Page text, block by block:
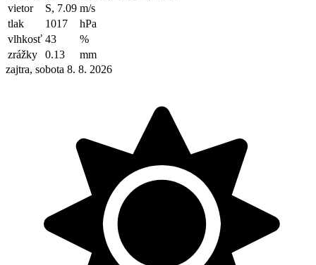
vietor
S, 7.09 m/s
tlak
1017
hPa
vlhkosť 43
%
zrážky
0.13
mm
zajtra, sobota 8. 8. 2026